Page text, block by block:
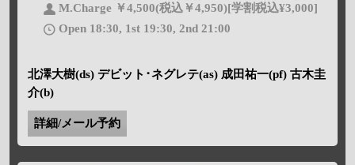
M.Charge ￥4,500(税込￥4,950)[学割税込¥3,000]
Open 18:30, 1st 19:30, 2nd 21:00
北澤大樹(ds) デビット･ネグレテ(as) 成田祐一(pf) 古木圭
介(b)
詳細/メール予約